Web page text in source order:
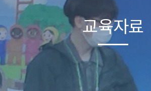
사말
명서
제CEF
길
3일 클럽
어린이 캠프
어린이 대 잔치
학교/파티전도
부흥회/통신학교
TCE
절
우리들
교육자료